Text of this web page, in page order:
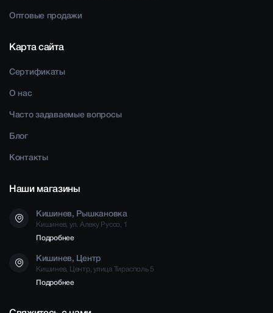
Оптовые продажи
Карта сайта
Сертификаты
О нас
Часто задаваемые вопросы
Блог
Контакты
Наши магазины
Кишинев, Рышкановка
Кишинев, ул. Алеку Руссо, 1
Подробнее
Кишинев, Центр
Кишинев, Центр, улица Тирасполь 5
Подробнее